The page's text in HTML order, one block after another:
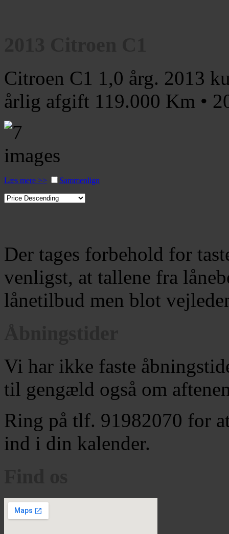
Citroen C1 1,0 årg. 2013
årlig afgift 119.000 Km •
Læs mere >> Sammenlign
Der tages forbehold for
venligst, at tallene fra
lånetilbud men blot
Vi har ikke faste
til gengæld også om
Ring på tlf. 91982070 for
ind i din kalender.